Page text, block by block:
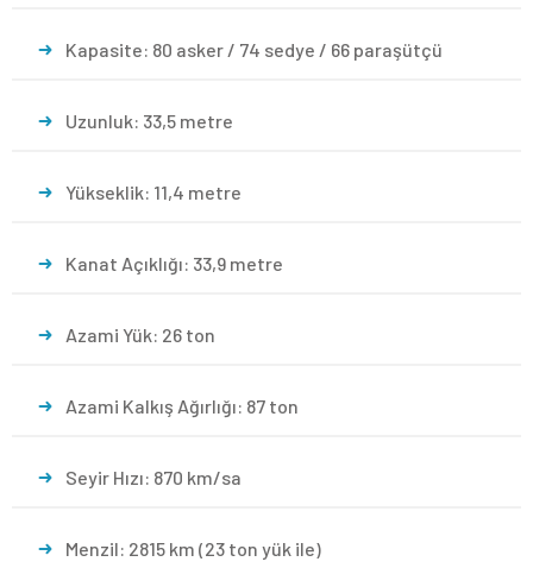
Kapasite: 80 asker / 74 sedye / 66 paraşütçü
Uzunluk: 33,5 metre
Yükseklik: 11,4 metre
Kanat Açıklığı: 33,9 metre
Azami Yük: 26 ton
Azami Kalkış Ağırlığı: 87 ton
Seyir Hızı: 870 km/sa
Menzil: 2815 km (23 ton yük ile)